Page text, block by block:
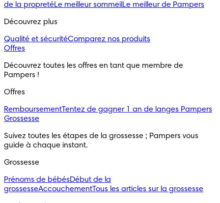
de la propretéLe meilleur sommeil Le meilleur de Pampers
Découvrez plus
Qualité et sécuritéComparez nos produits
Offres
Découvrez toutes les offres en tant que membre de
Pampers !
Offres
RemboursementTentez de gagner 1 an de langes Pampers
Grossesse
Suivez toutes les étapes de la grossesse ; Pampers vous
guide à chaque instant.
Grossesse
Prénoms de bébésDébut de la
grossesseAccouchementTous les articles sur la grossesse